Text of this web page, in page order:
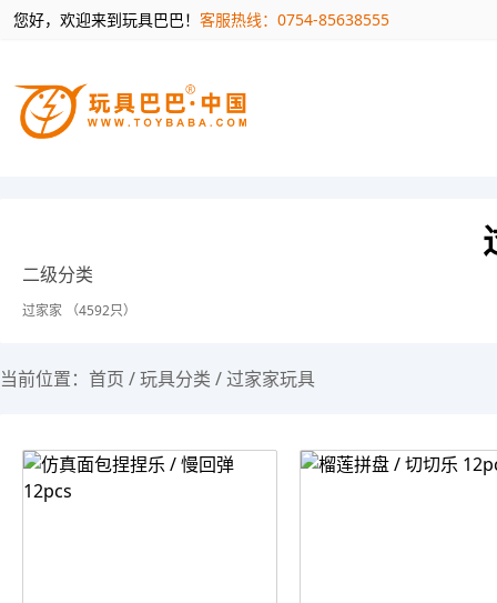
您好，欢迎来到玩具巴巴！ 客服热线：0754-85638555
二级分类
过家家 （4592只）
当前位置： 首页 /玩具分类 /过家家玩具